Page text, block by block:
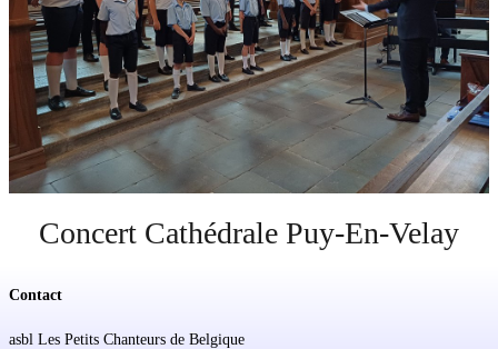
Soutien
Sponsoring
Events
Concert Cathédrale Puy-En-Velay
Contact
asbl Les Petits Chanteurs de Belgique